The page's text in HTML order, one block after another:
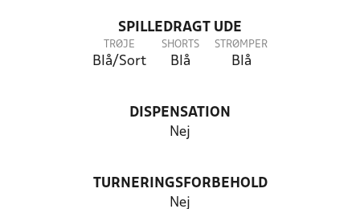
SPILLEDRAGT UDE
TRØJE
Blå/Sort
SHORTS
Blå
STRØMPER
Blå
DISPENSATION
Nej
TURNERINGSFORBEHOLD
Nej